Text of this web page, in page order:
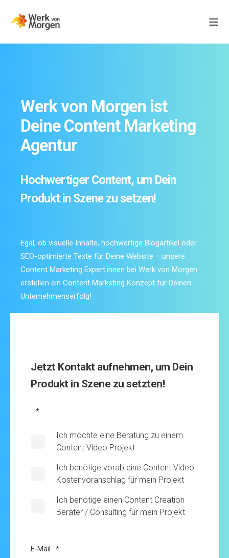
Werk von Morgen ist
Deine Content Marketing
Agentur
Hochwertiger Content, um Dein
Produkt in Szene zu setzen!
Egal, ob visuelle Inhalte, hochwertige Blogartikel oder
SEO-optimierte Texte für Deine Website – unsere
Content Marketing Expert:innen bei Werk von Morgen
erstellen ein Content Marketing Konzept für Deinen
Unternehmenserfolg!
Jetzt Kontakt aufnehmen, um Dein
Produkt in Szene zu setzten!
*
Ich möchte eine Beratung zu einem
Content Video Projekt
Ich benötige vorab eine Content Video
Kostenvoranschlag für mein Projekt
Ich benötige einen Content Creation
Berater / Consulting für mein Projekt
E-Mail *